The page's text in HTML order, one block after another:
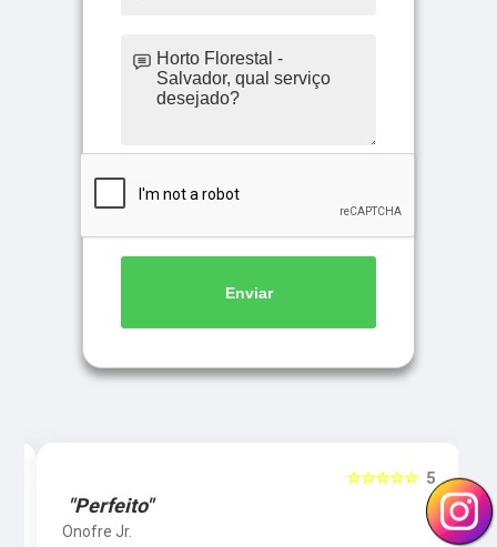
Enviar
5
☆☆☆☆☆
"Perfeito"
Onofre Jr.